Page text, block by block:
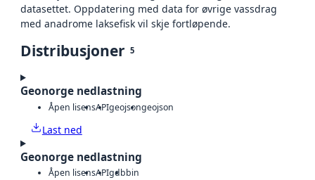
datasettet. Oppdatering med data for øvrige vassdrag
med anadrome laksefisk vil skje fortløpende.
Distribusjoner 5
Geonorge nedlastning
Åpen lisensAPIgeojsongeojson
Last ned
Geonorge nedlastning
Åpen lisensAPIgdbbin